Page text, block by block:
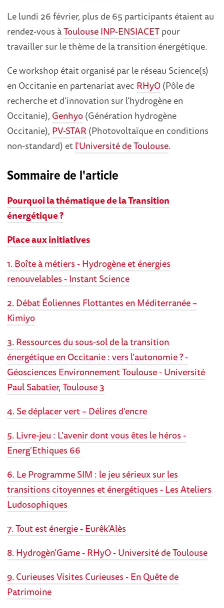
Le lundi 26 février, plus de 65 participants étaient au
rendez-vous àToulouse INP-ENSIACETpour
travailler sur le thème de la transition énergétique.
Ce workshop était organisé par le réseau Science(s)
en Occitanie en partenariat avec RHyO(Pôle de
recherche et d’innovation sur l’hydrogène en
Occitanie), Genhyo (Génération hydrogène
Occitanie), PV-STAR (Photovoltaïque en conditions
non-standard) etl'Université de Toulouse.
Sommaire de l'article
Pourquoi la thématique de la Transition
énergétique ?
Place aux initiatives
1. Boîte à métiers - Hydrogène et énergies
renouvelables - Instant Science
2. Débat Éoliennes Flottantes en Méditerranée –
Kimiyo
3. Ressources du sous-sol de la transition
énergétique en Occitanie : vers l'autonomie ? -
Géosciences Environnement Toulouse - Université
Paul Sabatier, Toulouse 3
4. Se déplacer vert – Délires d’encre
5. Livre-jeu : L'avenir dont vous êtes le héros -
Energ'Ethiques 66
6. Le Programme SIM : le jeu sérieux sur les
transitions citoyennes et énergétiques - Les Ateliers
Ludosophiques
7. Tout est énergie - Eurêk'Alès
8. Hydrogèn'Game - RHyO - Université de Toulouse
9. Curieuses Visites Curieuses - En Quête de
Patrimoine